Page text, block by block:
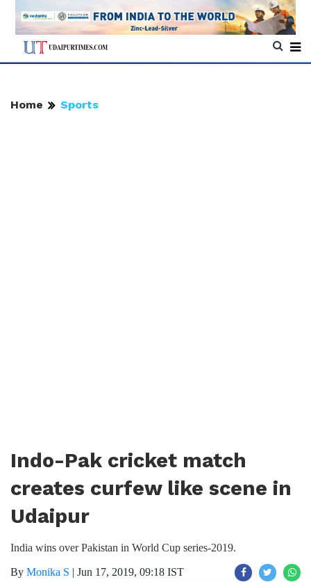
Home Sports
Indo-Pak cricket match
creates curfew like scene in
Udaipur
India wins over Pakistan in World Cup series-2019.
By Monika S | Jun 17, 2019, 09:18 IST